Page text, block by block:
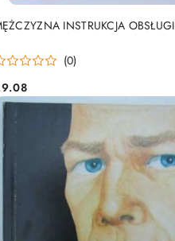
INSTRUKCJA OBSŁUGI
(0)
DO KOSZYKA